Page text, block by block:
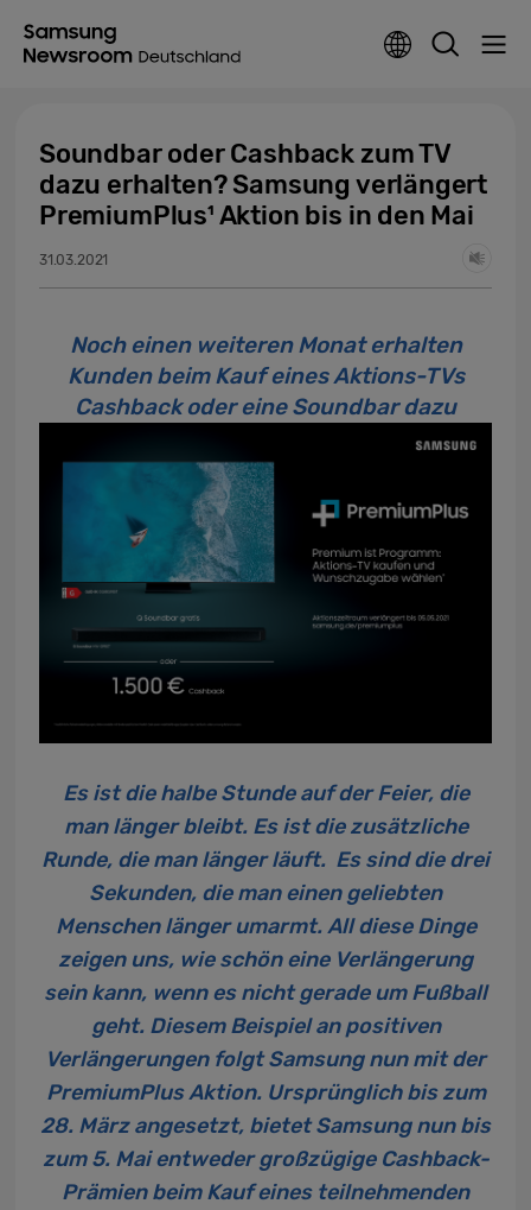
Soundbar oder Cashback zum TV
dazu erhalten? Samsung verlängert
PremiumPlus¹ Aktion bis in den Mai
31.03.2021
Noch einen weiteren Monat erhalten
Kunden beim Kauf eines Aktions-TVs
Cashback oder eine Soundbar dazu
Es ist die halbe Stunde auf der Feier, die
man länger bleibt. Es ist die zusätzliche
Runde, die man länger läuft. Es sind die drei
Sekunden, die man einen geliebten
Menschen länger umarmt. All diese Dinge
zeigen uns, wie schön eine Verlängerung
sein kann, wenn es nicht gerade um Fußball
geht. Diesem Beispiel an positiven
Verlängerungen folgt Samsung nun mit der
PremiumPlus Aktion. Ursprünglich bis zum
28. März angesetzt, bietet Samsung nun bis
zum 5. Mai entweder großzügige Cashback-
Prämien beim Kauf eines teilnehmenden